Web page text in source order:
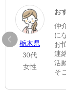
栃木県
30代
女性
お
仲
に
お
連
活
そ
心